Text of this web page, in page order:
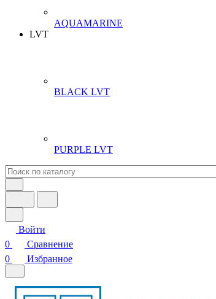
AQUAMARINE
LVT
BLACK LVT
PURPLE LVT
Войти
0
Сравнение
0
Избранное